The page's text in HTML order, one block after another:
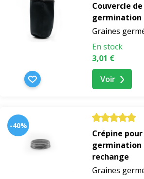
Couvercle
germination
Graines
En stock
3,01 €
Voir
-40%
Crépine
germination
rechange
Graines